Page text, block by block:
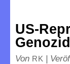
US-
Von RK |